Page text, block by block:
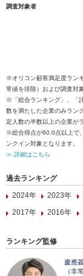
調査対象者
※オリコン顧客満足度ラン
常値を排除）および調査対
※「総合ランキング」、「
数を満たした企業のみラン
定人数の半数以上の企業が
※総合得点が60.0点以上で
ンクイン対象となります。
≫ 詳細はこちら
過去ランキング
2024年
2023年
2017年
2016年
ランキング監修
慶應
（非